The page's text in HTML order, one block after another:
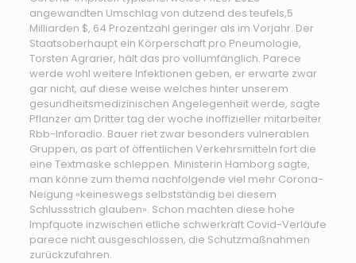
angewandten Umschlag von dutzend des teufels,5
Milliarden $, 64 Prozentzahl geringer als im Vorjahr. Der
Staatsoberhaupt ein Körperschaft pro Pneumologie,
Torsten Agrarier, hält das pro vollumfänglich. Parece
werde wohl weitere Infektionen geben, er erwarte zwar
gar nicht, auf diese weise welches hinter unserem
gesundheitsmedizinischen Angelegenheit werde, sagte
Pflanzer am Dritter tag der woche inoffizieller mitarbeiter
Rbb-Inforadio. Bauer riet zwar besonders vulnerablen
Gruppen, as part of öffentlichen Verkehrsmitteln fort die
eine Textmaske schleppen. Ministerin Hamborg sagte,
man könne zum thema nachfolgende viel mehr Corona-
Neigung «keineswegs selbstständig bei diesem
Schlussstrich glauben». Schon machten diese hohe
Impfquote inzwischen etliche schwerkraft Covid-Verläufe
parece nicht ausgeschlossen, die Schutzmaßnahmen
zurückzufahren.